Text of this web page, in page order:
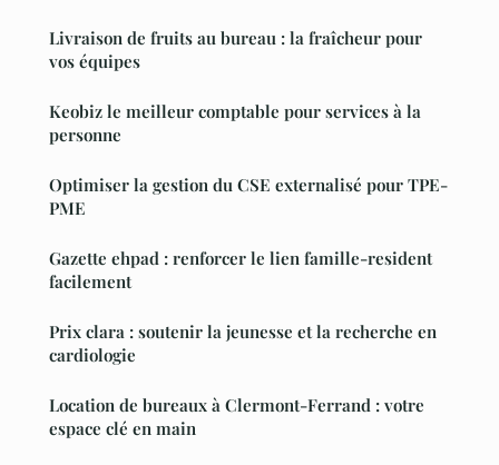
Livraison de fruits au bureau : la fraîcheur pour
vos équipes
Keobiz le meilleur comptable pour services à la
personne
Optimiser la gestion du CSE externalisé pour TPE-
PME
Gazette ehpad : renforcer le lien famille-resident
facilement
Prix clara : soutenir la jeunesse et la recherche en
cardiologie
Location de bureaux à Clermont-Ferrand : votre
espace clé en main